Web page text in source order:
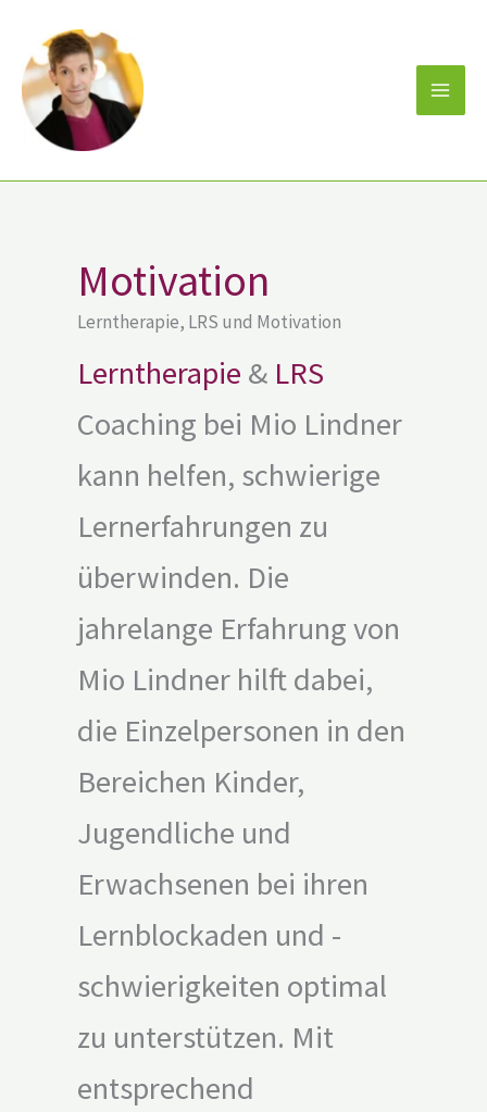
Inhalt
springen
Motivation
Lerntherapie, LRS und Motivation
Lerntherapie & LRS
Coaching bei Mio Lindner
kann helfen, schwierige
Lernerfahrungen zu
überwinden. Die
jahrelange Erfahrung von
Mio Lindner hilft dabei,
die Einzelpersonen in den
Bereichen Kinder,
Jugendliche und
Erwachsenen bei ihren
Lernblockaden und -
schwierigkeiten optimal
zu unterstützen. Mit
entsprechend